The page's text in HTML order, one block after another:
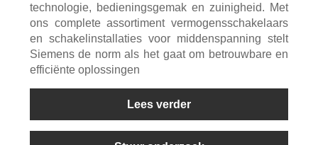
technologie, bedieningsgemak en zuinigheid. Met
ons complete assortiment vermogensschakelaars
en schakelinstallaties voor middenspanning stelt
Siemens de norm als het gaat om betrouwbare en
efficiënte oplossingen
Lees verder